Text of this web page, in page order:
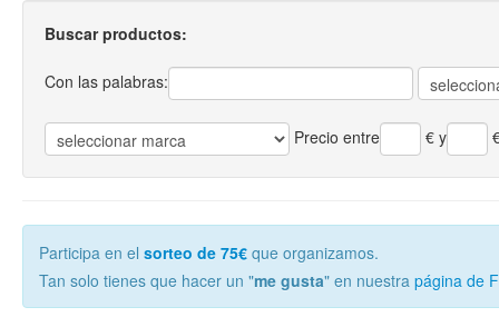
Buscar productos:
Con las palabras:
Precio entre €y
Participa en el sorteo de 75€ que organizamos.
Tan solo tienes que hacer un "me gusta" en nuestra página de